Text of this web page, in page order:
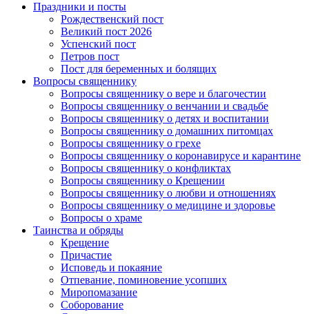
Праздники и посты
Рождественский пост
Великий пост 2026
Успенский пост
Петров пост
Пост для беременных и болящих
Вопросы священнику
Вопросы священнику о вере и благочестии
Вопросы священнику о венчании и свадьбе
Вопросы священнику о детях и воспитании
Вопросы священнику о домашних питомцах
Вопросы священнику о грехе
Вопросы священнику о коронавирусе и карантине
Вопросы священнику о конфликтах
Вопросы священнику о Крещении
Вопросы священнику о любви и отношениях
Вопросы священнику о медицине и здоровье
Вопросы о храме
Таинства и обряды
Крещение
Причастие
Исповедь и покаяние
Отпевание, поминовение усопших
Миропомазание
Соборование